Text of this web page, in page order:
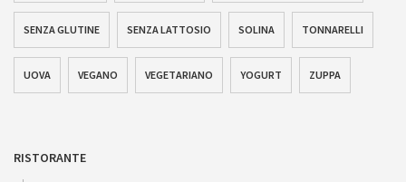
SENZA GLUTINE SENZA LATTOSIO SOLINA TONNARELLI
UOVA VEGANO VEGETARIANO YOGURT ZUPPA
RISTORANTE